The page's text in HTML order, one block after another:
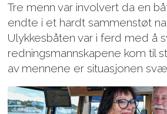
Tre menn var involvert da en
endte i et hardt sammenstøt
Ulykkesbåten var i ferd med å
redningsmannskapene kom til
av mennene er situasjonen